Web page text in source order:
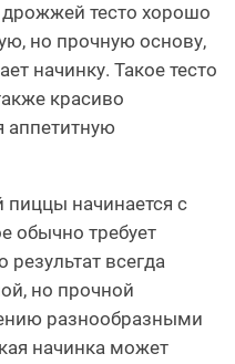
тесто хорошо
но прочную основу,
начинку. Такое тесто
красиво
аппетитную
начинается с
обычно требует
всегда
но прочной
разнообразными
начинка может